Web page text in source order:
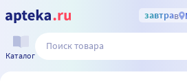
завтрав
Каталог